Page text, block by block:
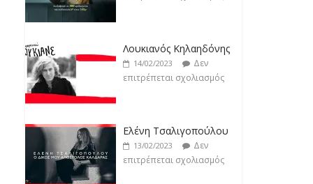
19/02/2023
Δεν
επιτρέπεται σχολιασμός
Ελένη Τσαλιγοπούλου
13/02/2023
Δεν
επιτρέπεται σχολιασμός
Αγγέλω Σφέτσου
09/02/2023
Δεν
επιτρέπεται σχολιασμός